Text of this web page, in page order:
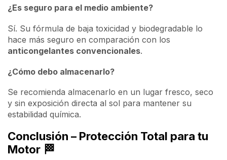
¿Es seguro para el medio ambiente?
Sí. Su fórmula de baja toxicidad y biodegradable lo
hace más seguro en comparación con los
anticongelantes convencionales.
¿Cómo debo almacenarlo?
Se recomienda almacenarlo en un lugar fresco, seco
y sin exposición directa al sol para mantener su
estabilidad química.
Conclusión – Protección Total para tu
Motor 🏁